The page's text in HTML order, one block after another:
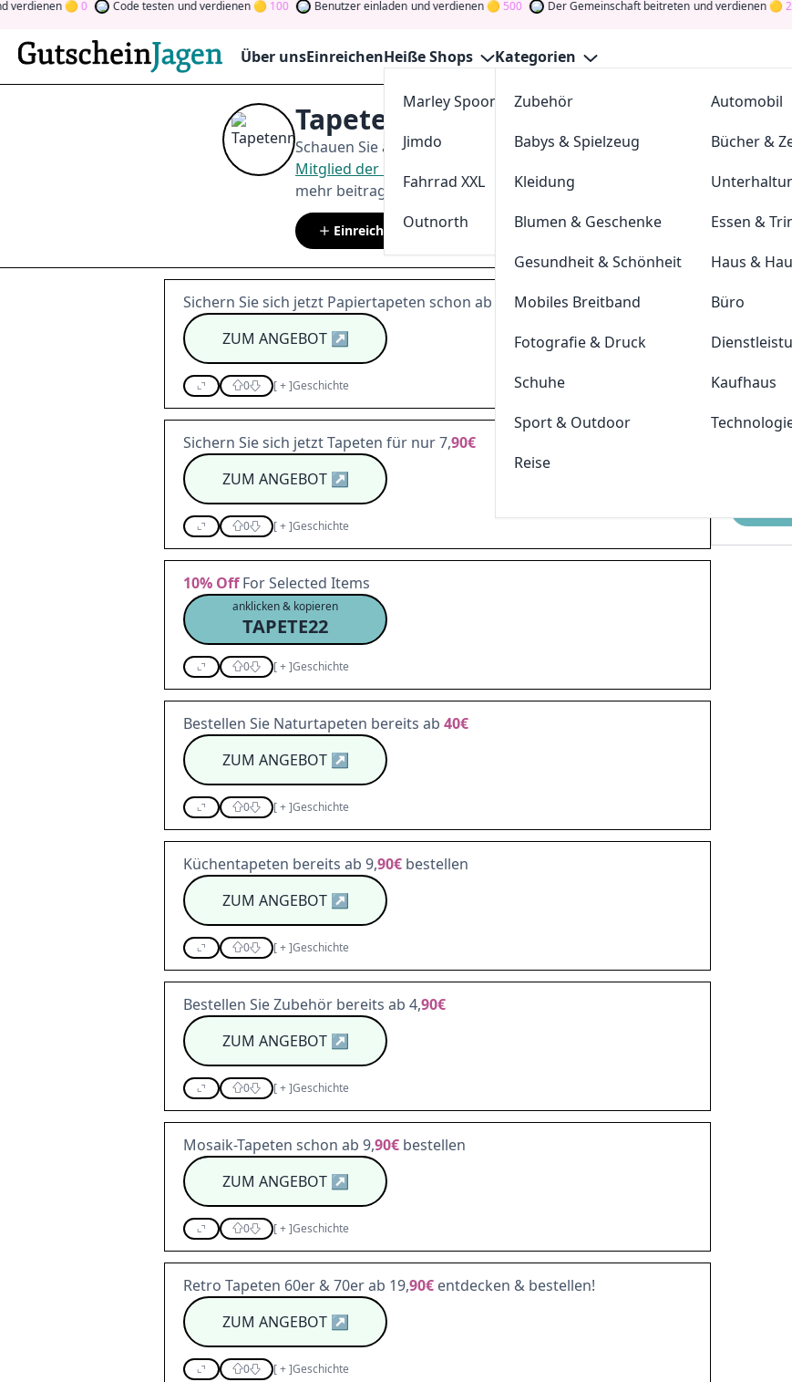
0 Code testen und verdienen 100 Benutzer einladen und verdienen 500 Der Gemeinschaft beitreten und verdienen 200
Über unsEinreichenHeiße Shops
Marley Spoon
Jimdo
sportdeal24
Fahrrad XXL
Outnorth
Parkettkaiser
Kategorien
Zubehör
Automobil
Babys & Spielzeug
Bücher &
Kleidung
Blumen & Geschenke
Essen &
Gesundheit & Schönheit
Haus &
Mobiles Breitband
Büro
Fotografie & Druck
Schuhe
Kaufhaus
Sport & Outdoor
Reise
Tapetenmax Gutscheine August 2026
Schauen Sie aufGutscheinJagenfür die bestenTapetenmax -Angebote
Mitglied der Community
und verdienen Sie Tokens, indem Sie durch
mehr beitragen. Drehen Sie den Glücksklee und gewinnen Sie Geld
Einreichen tapetenmax.de
Sichern Sie sich jetzt Papiertapeten schon ab 14,90€
ZUM ANGEBOT↗
0 [+]Geschichte
Sichern Sie sich jetzt Tapeten für nur 7,90€
ZUM ANGEBOT↗
0 [+]Geschichte
10% OffFor Selected Items
anklicken & kopieren
TAPETE22
0 [+]Geschichte
Bestellen Sie Naturtapeten bereits ab 40€
ZUM ANGEBOT↗
0 [+]Geschichte
Küchentapeten bereits ab 9,90€ bestellen
ZUM ANGEBOT↗
0 [+]Geschichte
Bestellen Sie Zubehör bereits ab 4,90€
ZUM ANGEBOT↗
0 [+]Geschichte
Mosaik-Tapeten schon ab 9,90€ bestellen
ZUM ANGEBOT↗
0 [+]Geschichte
Retro Tapeten 60er & 70er ab 19,90€ entdecken & bestellen!
ZUM ANGEBOT↗
0 [+]Geschichte
Hast du